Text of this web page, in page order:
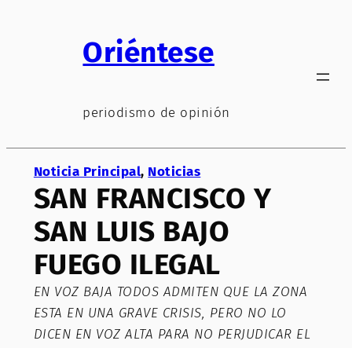
Oriéntese
periodismo de opinión
Noticia Principal, Noticias
SAN FRANCISCO Y
SAN LUIS BAJO
FUEGO ILEGAL
EN VOZ BAJA TODOS ADMITEN QUE LA ZONA
ESTA EN UNA GRAVE CRISIS, PERO NO LO
DICEN EN VOZ ALTA PARA NO PERJUDICAR EL